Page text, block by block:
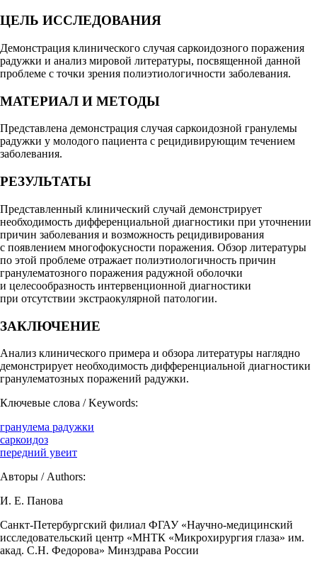
ЦЕЛЬ ИССЛЕДОВАНИЯ
Демонстрация клинического случая саркоидозного поражения
радужки и анализ мировой литературы, посвященной данной
проблеме с точки зрения полиэтиологичности заболевания.
МАТЕРИАЛ И МЕТОДЫ
Представлена демонстрация случая саркоидозной гранулемы
радужки у молодого пациента с рецидивирующим течением
заболевания.
РЕЗУЛЬТАТЫ
Представленный клинический случай демонстрирует
необходимость дифференциальной диагностики при уточнении
причин заболевания и возможность рецидивирования
с появлением многофокусности поражения. Обзор литературы
по этой проблеме отражает полиэтиологичность причин
гранулематозного поражения радужной оболочки
и целесообразность интервенционной диагностики
при отсутствии экстраокулярной патологии.
ЗАКЛЮЧЕНИЕ
Анализ клинического примера и обзора литературы наглядно
демонстрирует необходимость дифференциальной диагностики
гранулематозных поражений радужки.
Ключевые слова / Keywords:
гранулема радужки
саркоидоз
передний увеит
Авторы / Authors:
И. Е. Панова
Санкт-Петербургский филиал ФГАУ «Научно-медицинский
исследовательский центр «МНТК «Микрохирургия глаза» им.
акад. С.Н. Федорова» Минздрава России